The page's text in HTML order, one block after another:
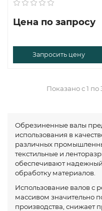
Цена по запросу
Запросить цену
Показано с 1 по
Обрезиненные валы
использования в
различных
текстильные и
обеспечивают надежный
обработку материалов.
Использование валов с
массивом значительно
производства, снижает